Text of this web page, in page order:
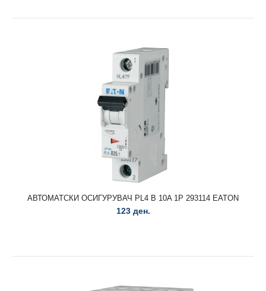
АВТОМАТСКИ ОСИГУРУВАЧ FAZ D 16A 1P 278584 EATON..
АВТОМАТСКИ ОСИГУРУВАЧ PL4 B 10A 1P 293114 EATON
123 ден.